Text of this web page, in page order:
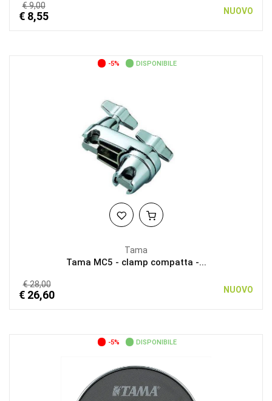
€ 9,00
€ 8,55 NUOVO
-5% DISPONIBILE
Tama
Tama MC5 - clamp compatta -...
€ 28,00
€ 26,60 NUOVO
-5% DISPONIBILE